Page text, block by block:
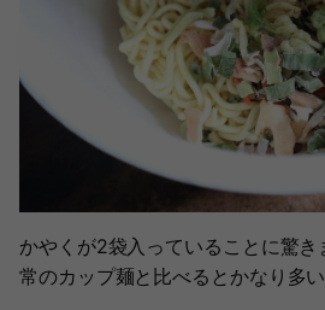
かやくが2袋入っていることに驚き
常のカップ麺と比べるとかなり多い